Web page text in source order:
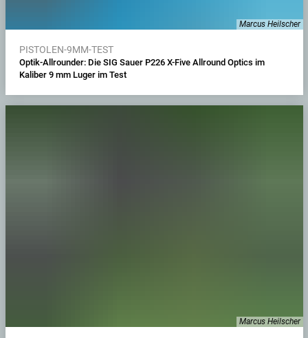
Marcus Heilscher
PISTOLEN-9MM-TEST
Optik-Allrounder: Die SIG Sauer P226 X-Five Allround Optics im
Kaliber 9 mm Luger im Test
Marcus Heilscher